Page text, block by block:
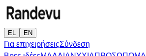
EL EN
Για επιχειρήσειςΣύνδεση